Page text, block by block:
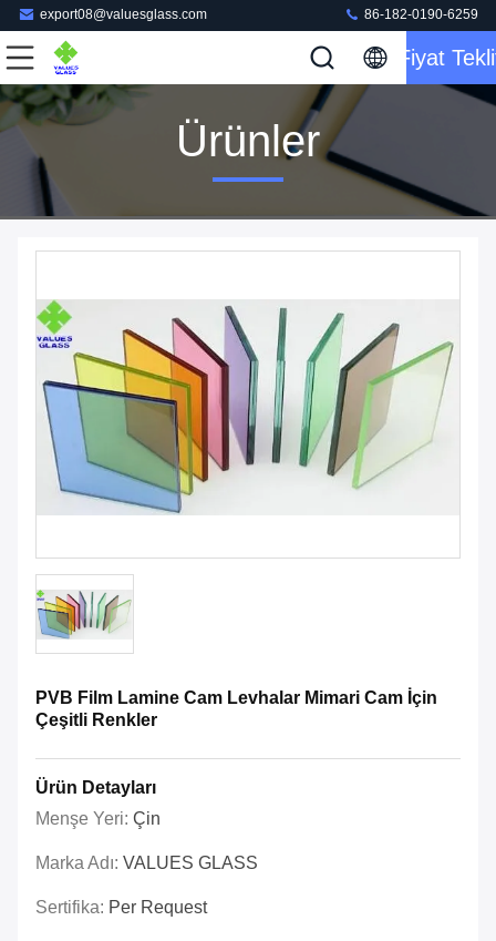
export08@valuesglass.com 86-182-0190-6259
Fiyat
Ürünler
PVB Film Lamine Cam Levhalar Mimari Cam İçin
Çeşitli Renkler
Ürün Detayları
Menşe Yeri: Çin
Marka Adı: VALUES GLASS
Sertifika: Per Request